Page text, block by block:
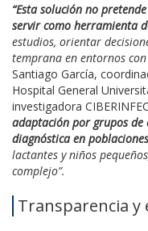
“Esta solución no
servir como herramienta
estudios, orientar
temprana en entornos con
Santiago García,
Hospital General
investigadora
adaptación por grupos
diagnóstica en
lactantes y niños
complejo”.
Transparencia y